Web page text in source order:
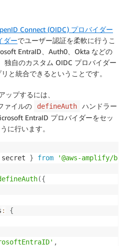
Connect (OIDC) プロバイダー
ダーでユーザー認証を柔軟に行うこ
EntraID、Auth0、Okta などの
独自のカスタム OIDC プロバイダー
と統合できるということです。
ップするには、
ァイルの defineAuth
ハンドラー
EntraID プロバイダーをセッ
に行います。
secret } from '@aws-amplify/
({
:
{
,